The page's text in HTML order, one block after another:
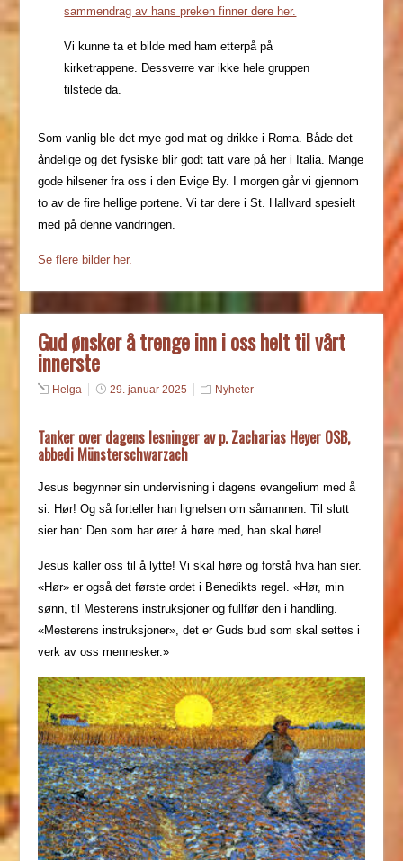
sammendrag av hans preken finner dere her.
Vi kunne ta et bilde med ham etterpå på
kirketrappene. Dessverre var ikke hele gruppen
tilstede da.
Som vanlig ble det mye god mat og drikke i Roma. Både det
åndelige og det fysiske blir godt tatt vare på her i Italia. Mange
gode hilsener fra oss i den Evige By. I morgen går vi gjennom
to av de fire hellige portene. Vi tar dere i St. Hallvard spesielt
med på denne vandringen.
Se flere bilder her.
Gud ønsker å trenge inn i oss helt til vårt
innerste
Helga 29. januar 2025 Nyheter
Tanker over dagens lesninger av p. Zacharias Heyer OSB,
abbedi Münsterschwarzach
Jesus begynner sin undervisning i dagens evangelium med å
si: Hør! Og så forteller han lignelsen om såmannen. Til slutt
sier han: Den som har ører å høre med, han skal høre!
Jesus kaller oss til å lytte! Vi skal høre og forstå hva han sier.
«Hør» er også det første ordet i Benedikts regel. «Hør, min
sønn, til Mesterens instruksjoner og fullfør den i handling.
«Mesterens instruksjoner», det er Guds bud som skal settes i
verk av oss mennesker.»